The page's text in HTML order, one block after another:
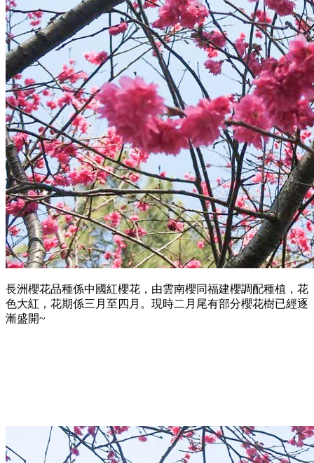
長洲櫻花品種係中國紅櫻花，由雲南櫻同福建櫻調配種植，花
色大紅，花期係三月至四月。現時二月尾有部分櫻花樹已經逐
漸盛開~